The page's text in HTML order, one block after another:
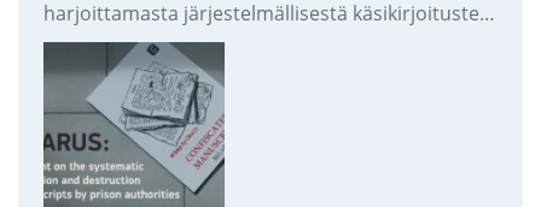
harjoittamasta järjestelmällisestä käsikirjoitusten
takavarikoinnista ja tuhoamisesta